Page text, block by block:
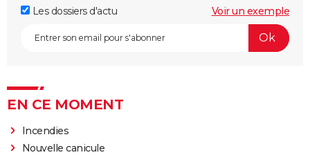
Les dossiers d'actu
Voir un exemple
EN CE MOMENT
Incendies
Nouvelle canicule